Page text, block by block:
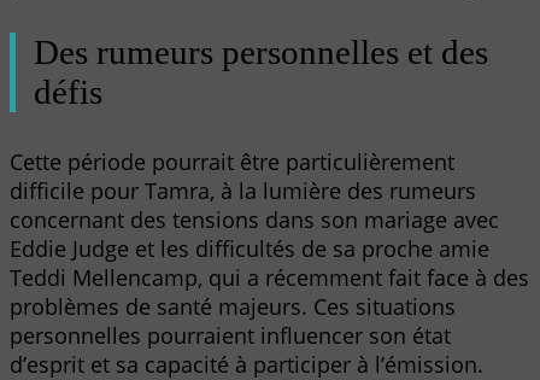
Des rumeurs personnelles et des
défis
Cette période pourrait être particulièrement
difficile pour Tamra, à la lumière des rumeurs
concernant des tensions dans son mariage avec
Eddie Judge et les difficultés de sa proche amie
Teddi Mellencamp, qui a récemment fait face à des
problèmes de santé majeurs. Ces situations
personnelles pourraient influencer son état
d’esprit et sa capacité à participer à l’émission.